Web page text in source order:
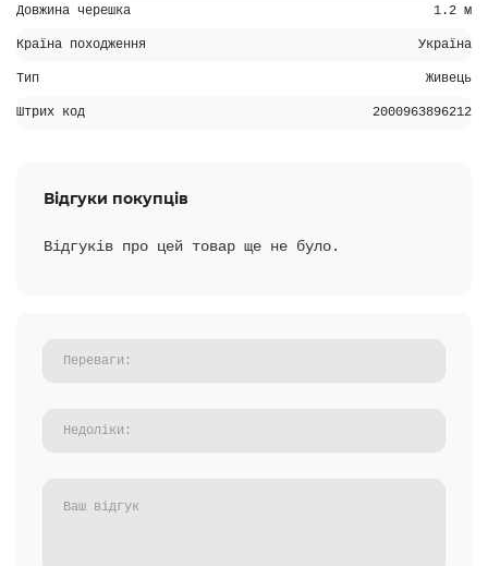
Довжина черешка 1.2 м
Країна походження Україна
Тип Живець
Штрих код 2000963896212
Відгуки покупців
Відгуків про цей товар ще не було.